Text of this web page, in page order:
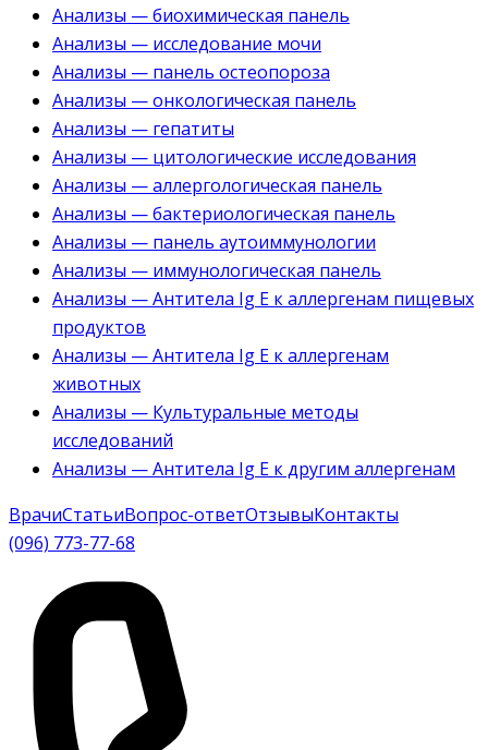
Анализы — биохимическая панель
Анализы — исследование мочи
Анализы — панель остеопороза
Анализы — онкологическая панель
Анализы — гепатиты
Анализы — цитологические исследования
Анализы — аллергологическая панель
Анализы — бактериологическая панель
Анализы — панель аутоиммунологии
Анализы — иммунологическая панель
Анализы — Антитела Ig E к аллергенам пищевых
продуктов
Анализы — Антитела Ig E к аллергенам
животных
Анализы — Культуральные методы
исследований
Анализы — Антитела Ig E к другим аллергенам
ВрачиСтатьиВопрос-ответОтзывыКонтакты
(096) 773-77-68